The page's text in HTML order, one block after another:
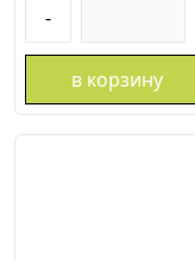
-
в корзину